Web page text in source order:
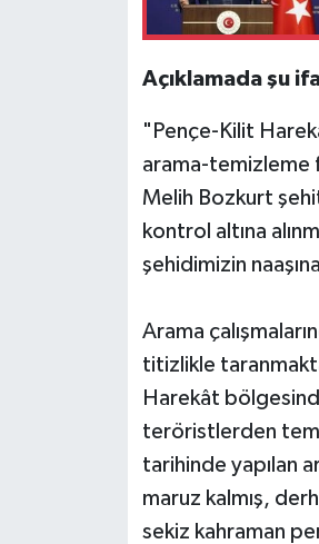
Açıklamada şu
"Pençe-Kilit
arama-temizleme
Melih Bozkurt
kontrol altına
şehidimizin
Arama
titizlikle
Harekât
teröristlerden
tarihinde yapılan
maruz kalmış,
sekiz kahraman